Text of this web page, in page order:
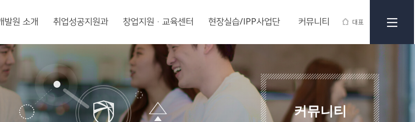
대표
발원 소개 취업성공지원과 창업지원·교육센터 현장실습/IPP사업단 커뮤니티
커뮤니티